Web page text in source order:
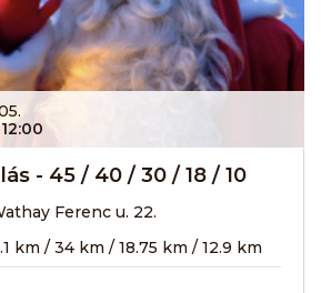
- 45 / 40 / 30 / 18 / 10
Ferenc u. 22.
km / 34 km / 18.75 km / 12.9 km